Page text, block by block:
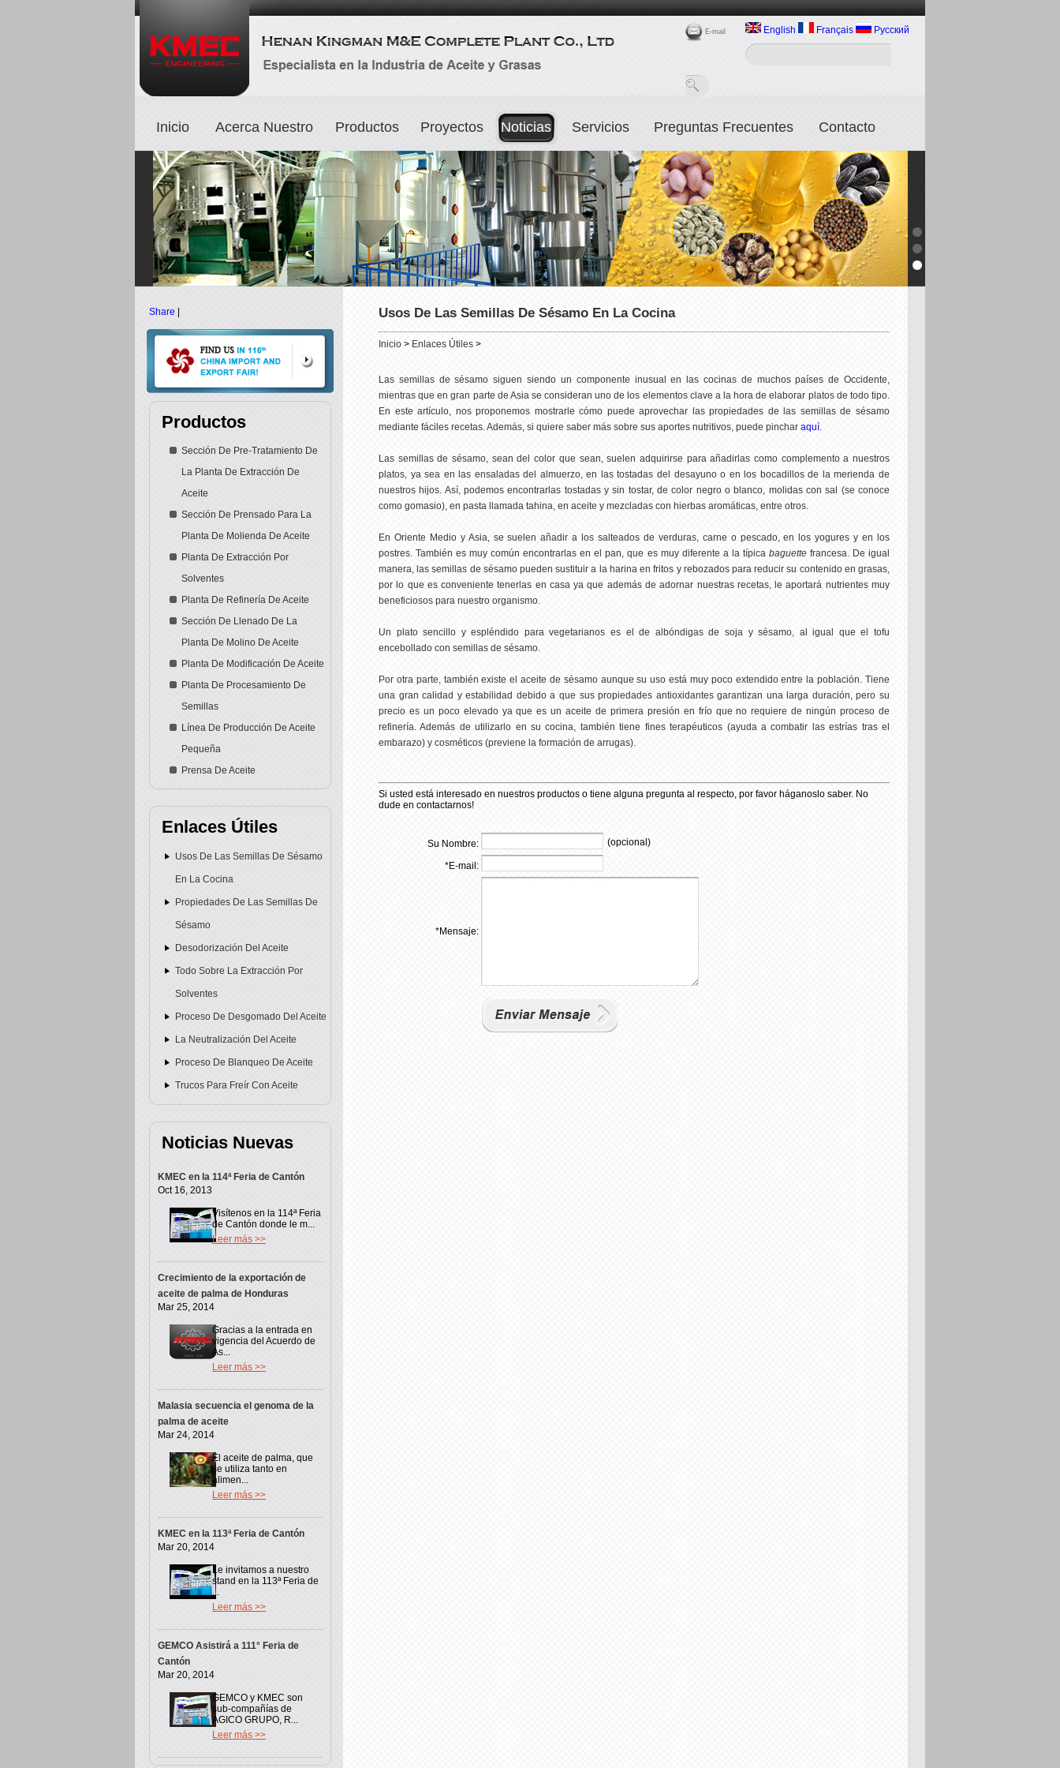
E-mail English Français Русский
Inicio Acerca Nuestro Productos Proyectos Noticias Servicios Preguntas Frecuentes Contacto
Share
Productos
Sección De Pre-Tratamiento De
La Planta De Extracción De
Aceite
Sección De Prensado Para La
Planta De Molienda De Aceite
Planta De Extracción Por
Solventes
Planta De Refinería De Aceite
Sección De Llenado De La
Planta De Molino De Aceite
Planta De Modificación De Aceite
Planta De Procesamiento De
Semillas
Línea De Producción De Aceite
Pequeña
Prensa De Aceite
Enlaces Útiles
Usos De Las Semillas De Sésamo
En La Cocina
Propiedades De Las Semillas De
Sésamo
Desodorización Del Aceite
Todo Sobre La Extracción Por
Solventes
Proceso De Desgomado Del Aceite
La Neutralización Del Aceite
Proceso De Blanqueo De Aceite
Trucos Para Freír Con Aceite
Noticias Nuevas
KMEC en la 114ª Feria de Cantón
Oct 16, 2013
Visítenos en la 114ª Feria
de Cantón donde le m...
Leer más >>
Crecimiento de la exportación de
aceite de palma de Honduras
Mar 25, 2014
Gracias a la entrada en
vigencia del Acuerdo de
As...
Leer más >>
Malasia secuencia el genoma de la
palma de aceite
Mar 24, 2014
El aceite de palma, que
se utiliza tanto en
alimen...
Leer más >>
KMEC en la 113ª Feria de Cantón
Mar 20, 2014
Le invitamos a nuestro
stand en la 113ª Feria de
...
Leer más >>
GEMCO Asistirá a 111° Feria de
Cantón
Mar 20, 2014
GEMCO y KMEC son
sub-compañías de
AGICO GRUPO, R...
Leer más >>
Usos De Las Semillas De Sésamo En La Cocina
Inicio > Enlaces Útiles >
Las semillas de sésamo siguen siendo un componente inusual en las cocinas de muchos países de Occidente,
mientras que en gran parte de Asia se consideran uno de los elementos clave a la hora de elaborar platos de todo tipo.
En este artículo, nos proponemos mostrarle cómo puede aprovechar las propiedades de las semillas de sésamo
mediante fáciles recetas. Además, si quiere saber más sobre sus aportes nutritivos, puede pinchar aquí.
Las semillas de sésamo, sean del color que sean, suelen adquirirse para añadirlas como complemento a nuestros
platos, ya sea en las ensaladas del almuerzo, en las tostadas del desayuno o en los bocadillos de la merienda de
nuestros hijos. Así, podemos encontrarlas tostadas y sin tostar, de color negro o blanco, molidas con sal (se conoce
como gomasio), en pasta llamada tahina, en aceite y mezcladas con hierbas aromáticas, entre otros.
En Oriente Medio y Asia, se suelen añadir a los salteados de verduras, carne o pescado, en los yogures y en los
postres. También es muy común encontrarlas en el pan, que es muy diferente a la típica baguettefrancesa. De igual
manera, las semillas de sésamo pueden sustituir a la harina en fritos y rebozados para reducir su contenido en grasas,
por lo que es conveniente tenerlas en casa ya que además de adornar nuestras recetas, le aportará nutrientes muy
beneficiosos para nuestro organismo.
Un plato sencillo y espléndido para vegetarianos es el de albóndigas de soja y sésamo, al igual que el tofu
encebollado con semillas de sésamo.
Por otra parte, también existe el aceite de sésamo aunque su uso está muy poco extendido entre la población. Tiene
una gran calidad y estabilidad debido a que sus propiedades antioxidantes garantizan una larga duración, pero su
precio es un poco elevado ya que es un aceite de primera presión en frío que no requiere de ningún proceso de
refinería. Además de utilizarlo en su cocina, también tiene fines terapéuticos (ayuda a combatir las estrías tras el
embarazo) y cosméticos (previene la formación de arrugas).
Si usted está interesado en nuestros productos o tiene alguna pregunta al respecto, por favor háganoslo saber. No
dude en contactarnos!
Su Nombre: (opcional)
*E-mail:
*Mensaje: